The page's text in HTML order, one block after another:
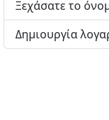
Ξεχάσατε το
Δημιουργία